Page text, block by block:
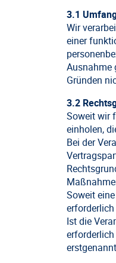
3.1
Wir
einer
Ausnahme
Gründen
3.2
Soweit wir
einholen,
Bei der
Soweit
Ist die